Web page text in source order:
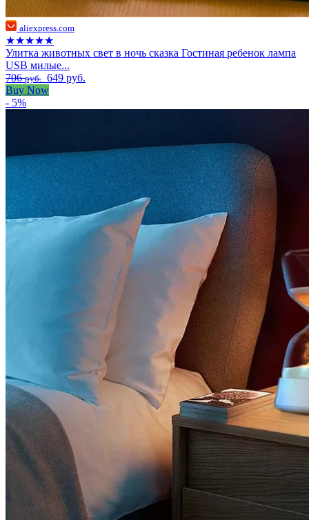
aliexpress.com
★★★★★
Улитка животных свет в ночь сказка Гостиная ребенок лампа
USB милые...
706руб. 649 руб.
Buy Now
- 5%